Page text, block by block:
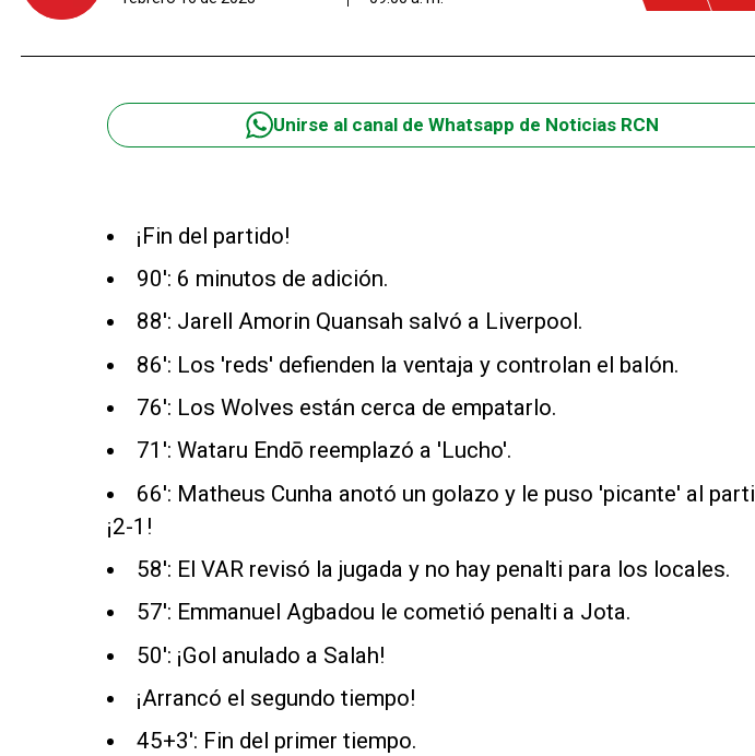
Unirse al canal de Whatsapp de Noticias RCN
¡Fin del partido!
90': 6 minutos de adición.
88': Jarell Amorin Quansah salvó a Liverpool.
86': Los 'reds' defienden la ventaja y controlan el balón.
76': Los Wolves están cerca de empatarlo.
71': Wataru Endō reemplazó a 'Lucho'.
66': Matheus Cunha anotó un golazo y le puso 'picante' al
¡2-1!
58': El VAR revisó la jugada y no hay penalti para los locales.
57': Emmanuel Agbadou le cometió penalti a Jota.
50': ¡Gol anulado a Salah!
¡Arrancó el segundo tiempo!
45+3': Fin del primer tiempo.